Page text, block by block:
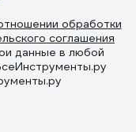
обработки
соглашения
данные в любой